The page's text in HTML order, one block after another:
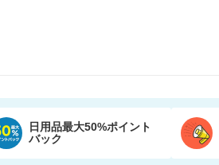
日用品最大50%ポイント
バック